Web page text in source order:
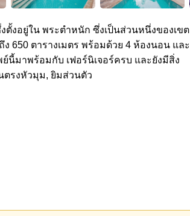
ตั้งอยู่ใน พระตำหนัก ซึ่งเป็นส่วนหนึ่งของเขต
650 ตารางเมตร พร้อมด้วย 4 ห้องนอน และ
นี้มาพร้อมกับ เฟอร์นิเจอร์ครบ และยังมีสิ่ง
ตรงหัวมุม, ยิมส่วนตัว